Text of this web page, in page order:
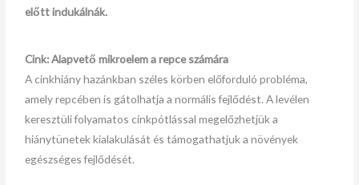
előtt indukálnák.
Cink: Alapvető mikroelem a repce számára
A cinkhiány hazánkban széles körben előforduló probléma,
amely repcében is gátolhatja a normális fejlődést. A levélen
keresztüli folyamatos cinkpótlással megelőzhetjük a
hiánytünetek kialakulását és támogathatjuk a növények
egészséges fejlődését.